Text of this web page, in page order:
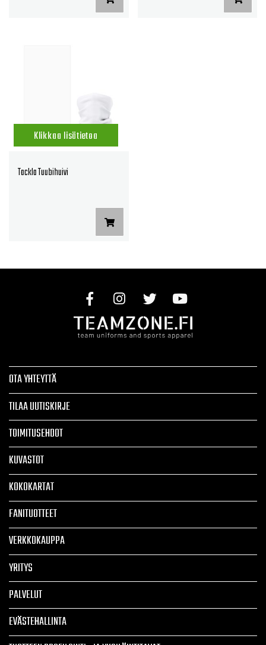
Klikkaa lisätietoa
Tackla Tuubihuivi
OTA YHTEYTTÄ
TILAA UUTISKIRJE
TOIMITUSEHDOT
KUVASTOT
KOKOKARTAT
FANITUOTTEET
VERKKOKAUPPA
YRITYS
PALVELUT
EVÄSTEHALLINTA